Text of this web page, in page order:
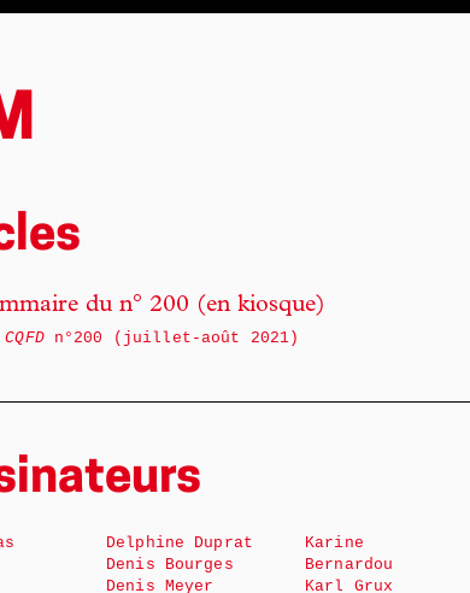
du n° 200 (en kiosque)
CQFDn°200 (juillet-août 2021)
Delphine Duprat
Denis Bourges
Denis Meyer
Karine
Bernardou
Karl Grux